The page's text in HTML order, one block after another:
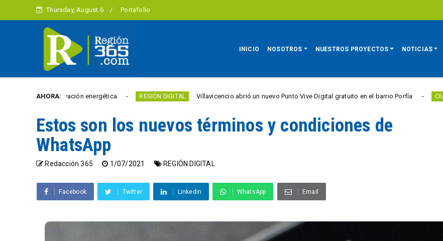
Thursday, August 6 Portafolio
INICIO NOSOTROS NUESTROS PROYECTOS NOTICIAS
AHORA:
innovación energética REGIÓN DIGITAL Villavicencio abrió un nuevo Punto Vive Digital gratuito en el barrio Porfía CIUDAD ACTIVA
Estos son los nuevos términos y condiciones de
WhatsApp
Redacción 365 1/07/2021 REGIÓN DIGITAL
Facebook Twitter Linkedin WhatsApp Email